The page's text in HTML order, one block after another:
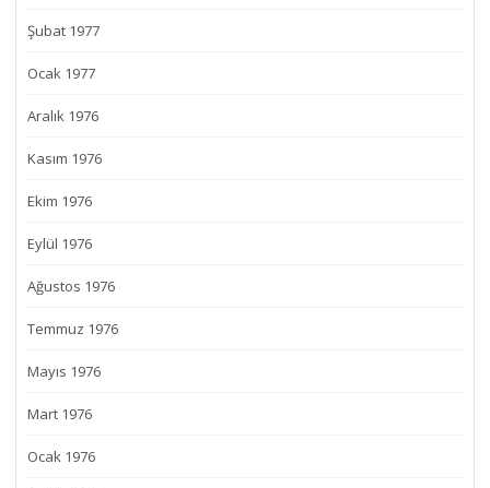
Şubat 1977
Ocak 1977
Aralık 1976
Kasım 1976
Ekim 1976
Eylül 1976
Ağustos 1976
Temmuz 1976
Mayıs 1976
Mart 1976
Ocak 1976